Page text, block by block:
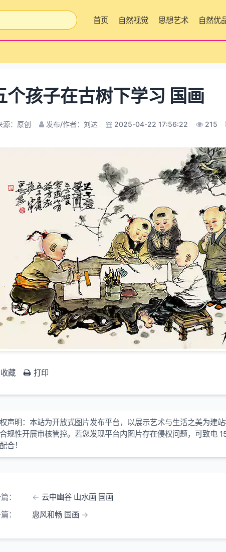
首页 自然视觉 思想艺术 自然优
个孩子在古树下学习 国画
源：原创 发布/作者：刘达 2025-04-22 17:56:22 215
收藏 打印
声明：本站为开放式图片发布平台，以展示艺术与生活之美为建
规性开展审核管控。若您发现平台内图片存在侵权问题，可致电
合！
：
云中幽谷 山水画 国画
：
惠风和畅 国画